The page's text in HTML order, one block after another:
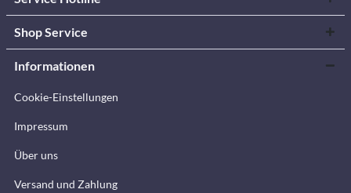
Shop Service
Informationen
Cookie-Einstellungen
Impressum
Über uns
Versand und Zahlung